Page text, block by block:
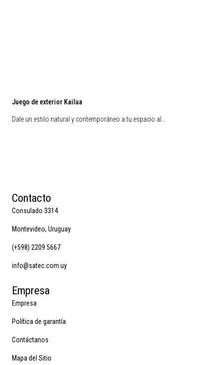
Juego de exterior Kailua
Dale un estilo natural y contemporáneo a tu espacio al…
Contacto
Consulado 3314
Montevideo, Uruguay
(+598) 2209 5667
info@satec.com.uy
Empresa
Empresa
Política de garantía
Contáctanos
Mapa del Sitio